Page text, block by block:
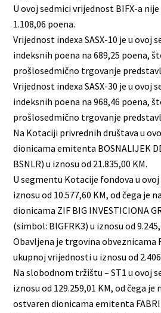
U ovoj sedmici vrijednost BIFX-a
1.108,06 poena.
Vrijednost indexa SASX-10 je u ovoj
indeksnih poena na 689,25 poena,
prošlosedmično trgovanje
Vrijednost indexa SASX-30 je u ovoj
indeksnih poena na 968,46 poena,
prošlosedmično trgovanje
Na Kotaciji privrednih društava u
dionicama emitenta BOSNALIJEK
BSNLR) u iznosu od 21.835,00 KM.
U segmentu Kotacije fondova u
iznosu od 10.577,60 KM, od čega je
dionicama ZIF BIG INVESTICIONA
(simbol: BIGFRK3) u iznosu od
Obavljena je trgovina obveznicama
ukupnoj vrijednosti u iznosu od
Na slobodnom tržištu – ST1 u ovoj
iznosu od 129.259,01 KM, od čega
ostvaren dionicama emitenta